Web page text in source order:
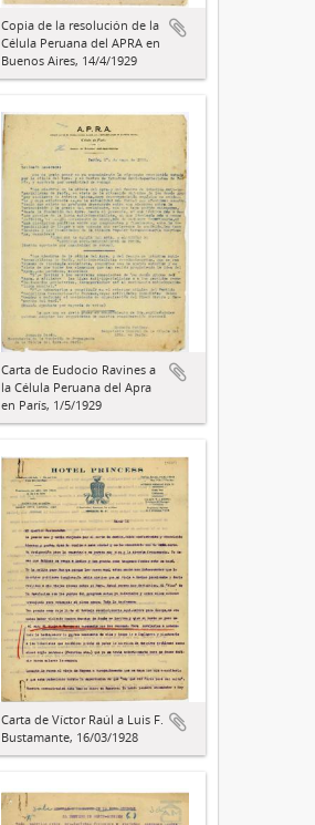
Copia de la resolución de la
Célula Peruana del APRA en
Buenos Aires, 14/4/1929
Carta de Eudocio Ravines a
la Célula Peruana del Apra
en París, 1/5/1929
Carta de Víctor Raúl a Luis F.
Bustamante, 16/03/1928